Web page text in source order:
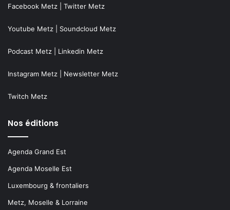
Facebook Metz Twitter Metz
Youtube Metz Soundcloud Metz
Podcast Metz Linkedin Metz
Instagram Metz Newsletter Metz
Twitch Metz
Nos éditions
Agenda Grand Est
Agenda Moselle Est
Luxembourg & frontaliers
Metz, Moselle & Lorraine